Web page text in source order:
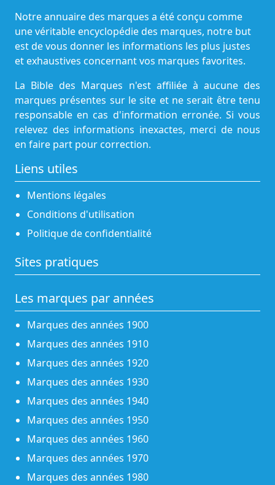
Notre annuaire des marques a été conçu comme
une véritable encyclopédie des marques, notre but
est de vous donner les informations les plus justes
et exhaustives concernant vos marques favorites.
La Bible des Marques n'est affiliée à aucune des
marques présentes sur le site et ne serait être tenu
responsable en cas d'information erronée. Si vous
relevez des informations inexactes, merci de nous
en faire part pour correction.
Liens utiles
Mentions légales
Conditions d'utilisation
Politique de confidentialité
Sites pratiques
Les marques par années
Marques des années 1900
Marques des années 1910
Marques des années 1920
Marques des années 1930
Marques des années 1940
Marques des années 1950
Marques des années 1960
Marques des années 1970
Marques des années 1980